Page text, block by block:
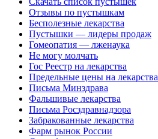
Отзывы по пустышкам
Бесполезные лекарства
Пустышки — лидеры продаж
Гомеопатия — лженаука
Не могу молчать
Гос Реестр на лекарства
Предельные цены на лекарства
Письма Минздрава
Фальшивые лекарства
Письма Росздравнадзора
Забракованные лекарства
Фарм рынок России